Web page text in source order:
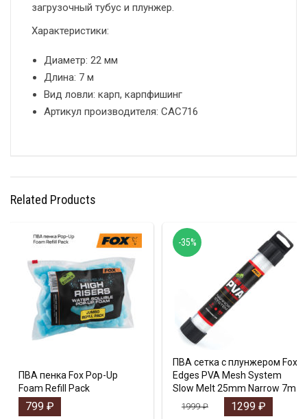
загрузочный тубус и плунжер.
Характеристики:
Диаметр: 22 мм
Длина: 7 м
Вид ловли: карп, карпфишинг
Артикул производителя: CAC716
Related Products
ПВА пенка Fox Pop-Up
Foam Refill Pack
799 ₽
ПВА сетка с плунжером Fox
Edges PVA Mesh System
Slow Melt 25mm Narrow 7m
1999₽ 1299 ₽
-35%